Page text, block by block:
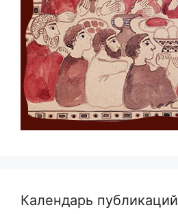
Календарь публикаций